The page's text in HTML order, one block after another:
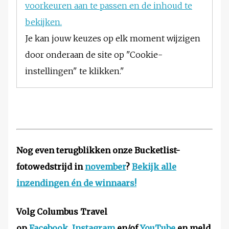
voorkeuren aan te passen en de inhoud te
bekijken.
Je kan jouw keuzes op elk moment wijzigen
door onderaan de site op "Cookie-
instellingen" te klikken."
Nog even terugblikken onze Bucketlist-
fotowedstrijd in november? Bekijk alle
inzendingen én de winnaars!
Volg Columbus Travel